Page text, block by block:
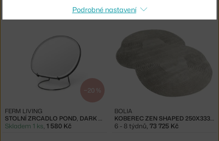
Skladem > 5 ks
−20 %
STOLNÍ ZRCADLO POND, DARK CHROME
FERM LIVING
Skladem 1 ks, 1 580 Kč
KOBEREC ZEN SHAPED 250X333, LIGHT GREY
BOLIA
6 - 8 týdnů, 73 725 Kč
Podrobné nastavení